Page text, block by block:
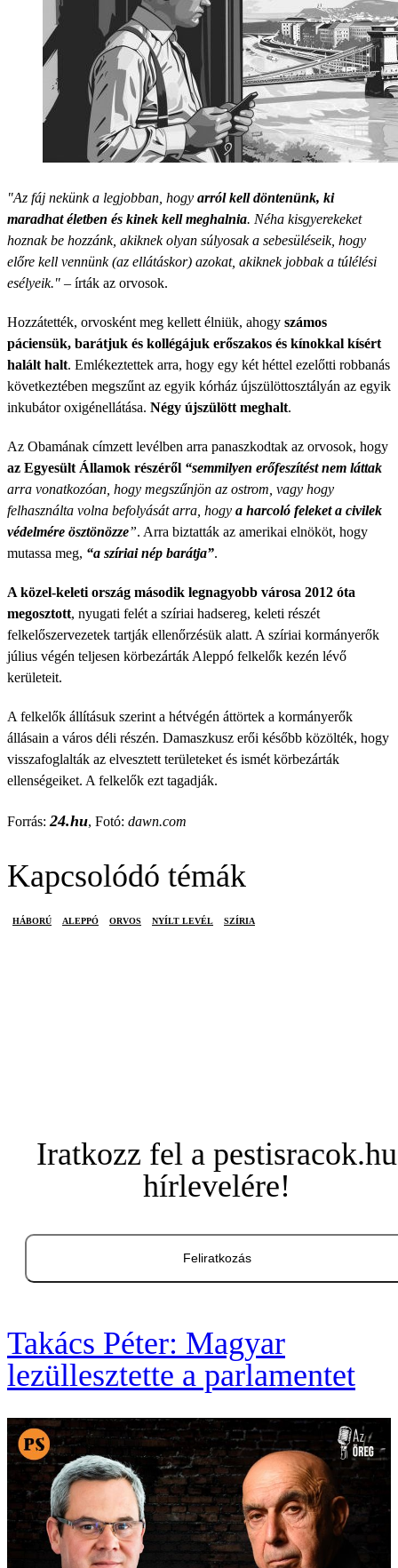
"Az fáj nekünk a legjobban, hogy arról kell döntenünk, ki
maradhat életben és kinek kell meghalnia. Néha kisgyerekeket
hoznak be hozzánk, akiknek olyan súlyosak a sebesüléseik, hogy
előre kell vennünk (az ellátáskor) azokat, akiknek jobbak a túlélési
esélyeik." – írták az orvosok.
Hozzátették, orvosként meg kellett élniük, ahogy számos
páciensük, barátjuk és kollégájuk erőszakos és kínokkal kísért
halált halt. Emlékeztettek arra, hogy egy két héttel ezelőtti robbanás
következtében megszűnt az egyik kórház újszülöttosztályán az egyik
inkubátor oxigénellátása. Négy újszülött meghalt.
Az Obamának címzett levélben arra panaszkodtak az orvosok, hogy
az Egyesült Államok részéről “semmilyen erőfeszítést nem láttak
arra vonatkozóan, hogy megszűnjön az ostrom, vagy hogy
felhasználta volna befolyását arra, hogy a harcoló feleket a civilek
védelmére ösztönözze”. Arra biztatták az amerikai elnököt, hogy
mutassa meg, “a szíriai nép barátja”.
A közel-keleti ország második legnagyobb városa 2012 óta
megosztott, nyugati felét a szíriai hadsereg, keleti részét
felkelőszervezetek tartják ellenőrzésük alatt. A szíriai kormányerők
július végén teljesen körbezárták Aleppó felkelők kezén lévő
kerületeit.
A felkelők állításuk szerint a hétvégén áttörtek a kormányerők
állásain a város déli részén. Damaszkusz erői később közölték, hogy
visszafoglalták az elvesztett területeket és ismét körbezárták
ellenségeiket. A felkelők ezt tagadják.
Forrás: 24.hu, Fotó: dawn.com
Kapcsolódó témák
HÁBORÚ ALEPPÓ ORVOS NYÍLT LEVÉL SZÍRIA
Iratkozz fel a pestisracok.hu
hírlevelére!
Feliratkozás
Takács Péter: Magyar
lezüllesztette a parlamentet